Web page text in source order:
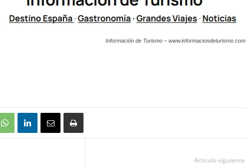
Información de Turismo – www.informaciondeturismo.com
Artículo siguiente